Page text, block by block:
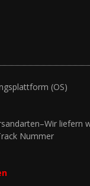
(OS)
liefern
Nummer